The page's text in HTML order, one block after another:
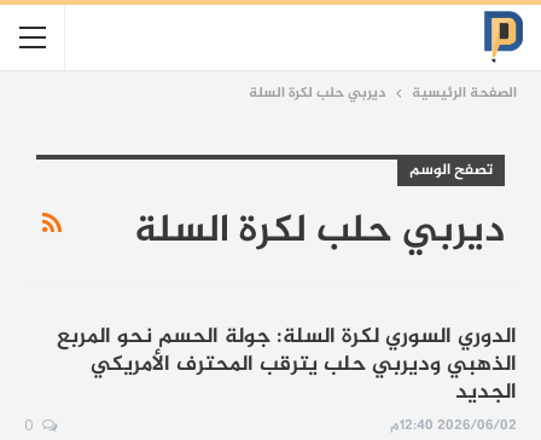
الصفحة الرئيسية ديربي حلب لكرة السلة
تصفح الوسم
ديربي حلب لكرة السلة
الدوري السوري لكرة السلة: جولة الحسم نحو المربع
الذهبي وديربي حلب يترقب المحترف الأمريكي
الجديد
2026/06/02 12:40م